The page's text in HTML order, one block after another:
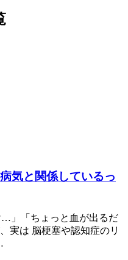
気と関係しているっ
…」「ちょっと血が出るだ
実は 脳梗塞や認知症のリ